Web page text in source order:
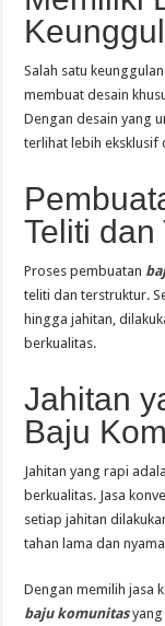
Salah satu
membuat desain
Dengan desain yang
terlihat lebih eksklusif
Teliti dan
Proses pembuatan
teliti dan terstruktur.
hingga jahitan,
berkualitas.
Jahitan
Baju
Jahitan yang rapi
berkualitas. Jasa
setiap jahitan
tahan lama dan
Dengan memilih jasa
baju komunitasyang